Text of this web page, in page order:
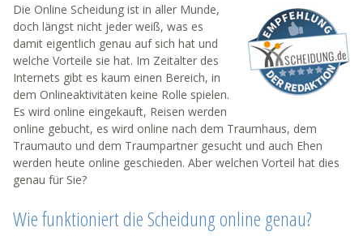
Die Online Scheidung ist in aller Munde,
doch längst nicht jeder weiß, was es
damit eigentlich genau auf sich hat und
welche Vorteile sie hat. Im Zeitalter des
Internets gibt es kaum einen Bereich, in
dem Onlineaktivitäten keine Rolle spielen.
Es wird online eingekauft, Reisen werden
online gebucht, es wird online nach dem Traumhaus, dem
Traumauto und dem Traumpartner gesucht und auch Ehen
werden heute online geschieden. Aber welchen Vorteil hat dies
genau für Sie?
Wie funktioniert die Scheidung online genau?